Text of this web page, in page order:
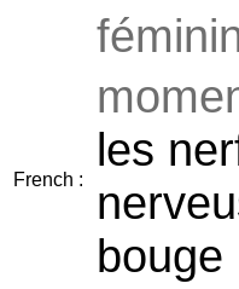
French :
les